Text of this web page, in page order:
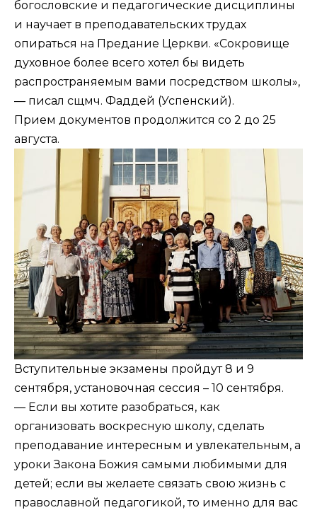
богословские и педагогические дисциплины
и научает в преподавательских трудах
опираться на Предание Церкви. «Сокровище
духовное более всего хотел бы видеть
распространяемым вами посредством школы»,
— писал сщмч. Фаддей (Успенский).
Прием документов продолжится со 2 до 25
августа.
Вступительные экзамены пройдут 8 и 9
сентября, установочная сессия – 10 сентября.
— Если вы хотите разобраться, как
организовать воскресную школу, сделать
преподавание интересным и увлекательным, а
уроки Закона Божия самыми любимыми для
детей; если вы желаете связать свою жизнь с
православной педагогикой, то именно для вас